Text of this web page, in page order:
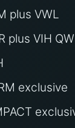
plus VWL
plus VIH QW
exclusive